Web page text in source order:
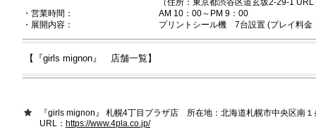
（住所：東京都渋谷区道玄坂2-29-1 URL
・営業時間：
AM 10：00～PM 9：00
・展開内容：
プリントシール機 7台設置 (プレイ料金
【『girls mignon』 店舗一覧】
『girls mignon』 札幌4丁目プラザ店 所在地：北海道札幌市中央区南
URL： https://www.4pla.co.jp/